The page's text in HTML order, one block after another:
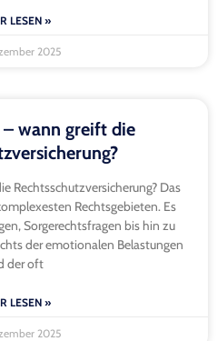
LESEN »
2025
wann greift die
Rechtsschutzversicherung? Das
Rechtsgebieten. Es
Sorgerechtsfragen bis hin zu
der emotionalen Belastungen
der oft
LESEN »
2025